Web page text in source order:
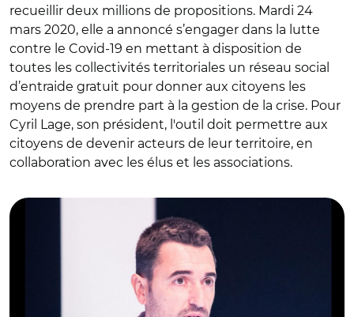
recueillir deux millions de propositions. Mardi 24
mars 2020, elle a annoncé s’engager dans la lutte
contre le Covid-19 en mettant à disposition de
toutes les collectivités territoriales un réseau social
d’entraide gratuit pour donner aux citoyens les
moyens de prendre part à la gestion de la crise. Pour
Cyril Lage, son président, l'outil doit permettre aux
citoyens de devenir acteurs de leur territoire, en
collaboration avec les élus et les associations.